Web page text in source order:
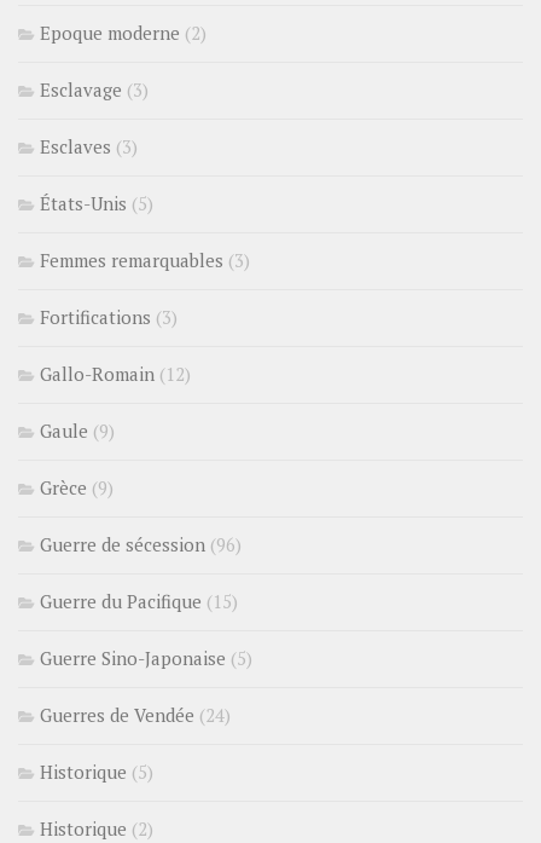
Epoque moderne (2)
Esclavage (3)
Esclaves (3)
États-Unis (5)
Femmes remarquables (3)
Fortifications (3)
Gallo-Romain (12)
Gaule (9)
Grèce (9)
Guerre de sécession (96)
Guerre du Pacifique (15)
Guerre Sino-Japonaise (5)
Guerres de Vendée (24)
Historique (5)
Historique (2)